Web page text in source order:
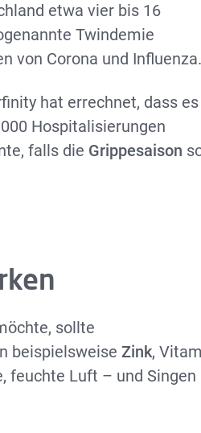
etwa vier bis 16
Twindemie
von Corona und Influenza.
hat errechnet, dass es
Hospitalisierungen
falls die Grippesaison
sollte
beispielsweise Zink,
feuchte Luft – und Singen